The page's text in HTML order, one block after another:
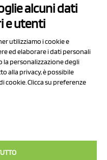
Vignola 315/1
(MO)
50.000,00 i.v.
alcuni dati
e utenti
utilizziamo i cookie e
ed elaborare i dati personali
la personalizzazione degli
alla privacy, è possibile
cookie. Clicca su preferenze